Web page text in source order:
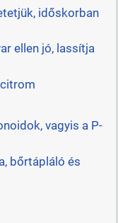
időskorban
ellen jó, lassítja
vagyis a P-
bőrtápláló és